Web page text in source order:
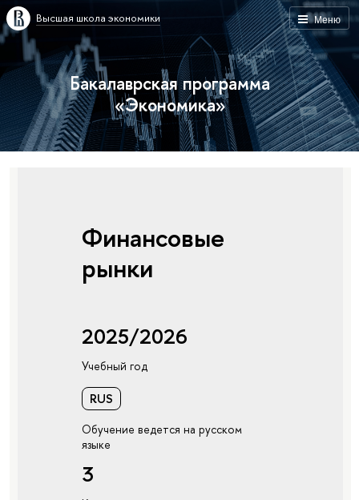
Меню
Высшая школа экономики
Бакалаврская программа
«Экономика»
Финансовые
рынки
2025/2026
Учебный год
RUS
Обучение ведется на русском
языке
3